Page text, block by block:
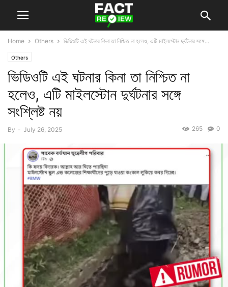
Home Others ভিডিওটি এই ঘটনার কিনা তা নিশ্চিত না হলেও, এটি মাইলস্টোন দুর্ঘটনার সঙ্গে...
Others
ভিডিওটি এই ঘটনার কিনা তা নিশ্চিত না
হলেও, এটি মাইলস্টোন দুর্ঘটনার সঙ্গে
সংশ্লিষ্ট নয়
By - July 26, 2025 0
265